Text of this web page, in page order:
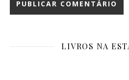
LIVROS NA